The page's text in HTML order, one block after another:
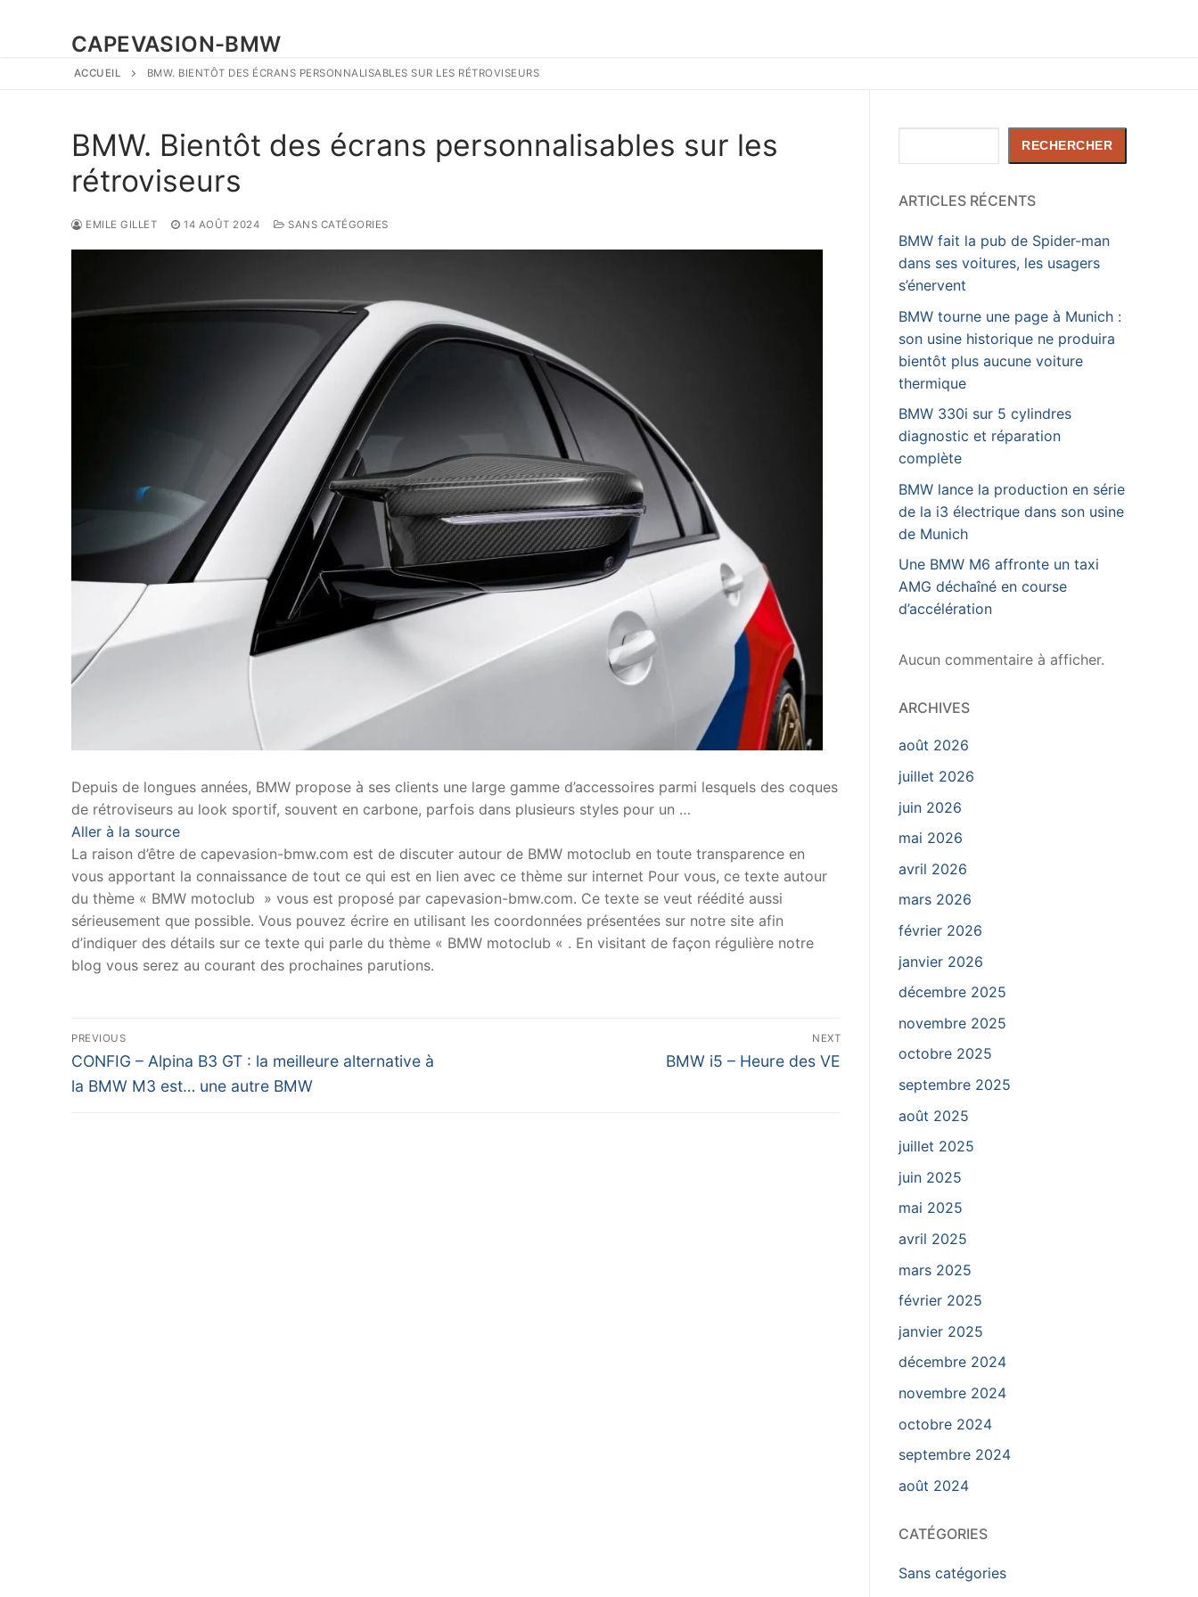
CAPEVASION-BMW
ACCUEIL BMW. BIENTÔT DES ÉCRANS PERSONNALISABLES SUR LES RÉTROVISEURS
BMW. Bientôt des écrans personnalisables sur les
rétroviseurs
EMILE GILLET 14 AOÛT 2024 SANS CATÉGORIES
Depuis de longues années, BMW propose à ses clients une large gamme d’accessoires parmi lesquels des coques
de rétroviseurs au look sportif, souvent en carbone, parfois dans plusieurs styles pour un …
Aller à la source
La raison d’être de capevasion-bmw.com est de discuter autour de BMW motoclub en toute transparence en
vous apportant la connaissance de tout ce qui est en lien avec ce thème sur internet Pour vous, ce texte autour
du thème « BMW motoclub » vous est proposé par capevasion-bmw.com. Ce texte se veut réédité aussi
sérieusement que possible. Vous pouvez écrire en utilisant les coordonnées présentées sur notre site afin
d’indiquer des détails sur ce texte qui parle du thème « BMW motoclub « . En visitant de façon régulière notre
blog vous serez au courant des prochaines parutions.
Navigation
de
l’article
PREVIOUS
Previous
post:
CONFIG – Alpina B3 GT : la meilleure alternative à
la BMW M3 est… une autre BMW
NEXT
Next
BMW i5 – Heure des VE
RECHERCHER
ARTICLES RÉCENTS
BMW fait la pub de Spider-man
dans ses voitures, les usagers
s’énervent
BMW tourne une page à Munich :
son usine historique ne produira
bientôt plus aucune voiture
thermique
BMW 330i sur 5 cylindres
diagnostic et réparation
complète
BMW lance la production en série
de la i3 électrique dans son usine
de Munich
Une BMW M6 affronte un taxi
AMG déchaîné en course
d’accélération
Aucun commentaire à afficher.
ARCHIVES
août 2026
juillet 2026
juin 2026
mai 2026
avril 2026
mars 2026
février 2026
janvier 2026
décembre 2025
novembre 2025
octobre 2025
septembre 2025
août 2025
juillet 2025
juin 2025
mai 2025
avril 2025
mars 2025
février 2025
janvier 2025
décembre 2024
novembre 2024
octobre 2024
septembre 2024
août 2024
CATÉGORIES
Sans catégories